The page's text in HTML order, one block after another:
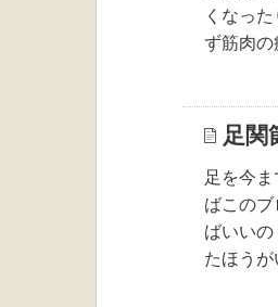
くなっ
ず筋肉
足関
足を今
ばこの
ばいい
たほう